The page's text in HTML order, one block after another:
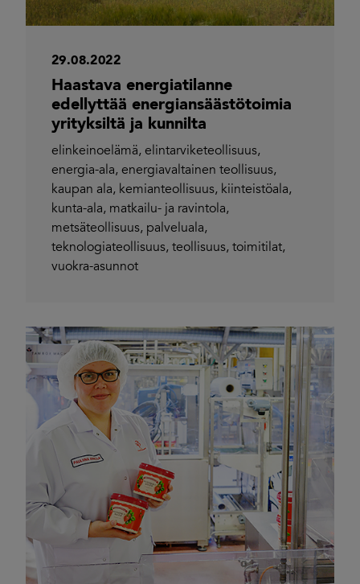
29.08.2022
Haastava energiatilanne
edellyttää energiansäästötoimia
yrityksiltä ja kunnilta
elinkeinoelämä, elintarviketeollisuus,
energia-ala, energiavaltainen teollisuus,
kaupan ala, kemianteollisuus, kiinteistöala,
kunta-ala, matkailu- ja ravintola,
metsäteollisuus, palveluala,
teknologiateollisuus, teollisuus, toimitilat,
vuokra-asunnot